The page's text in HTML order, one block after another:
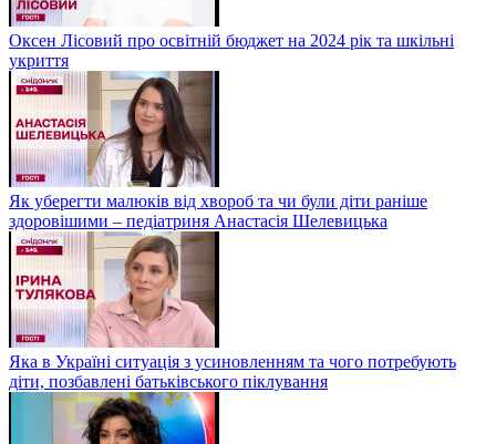
Оксен Лісовий про освітній бюджет на 2024 рік та шкільні
укриття
Як уберегти малюків від хвороб та чи були діти раніше
здоровішими – педіатриня Анастасія Шелевицька
Яка в Україні ситуація з усиновленням та чого потребують
діти, позбавлені батьківського піклування